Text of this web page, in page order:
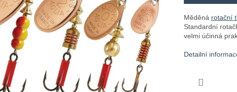
Měděná rotační
Standardní
velmi účinná
Detailní